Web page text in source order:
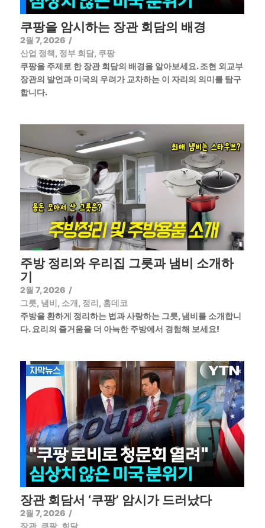
쿠팡을 암시하는 장관 회담의 배경
2월 7, 2026 /
산업 정책, 정부 회담, 쿠팡
쿠팡을 주제로 한 장관 회담의 배경을 알아보세요. 조현 외교부
장관의 발언과 미국의 우려가 교차하는 이 자리의 의미를 탐구
합니다.
주방 정리와 우리집 그릇과 냄비 소개하
기
2월 7, 2026 /
그릇, 냄비, 소개, 정리, 홈데코
주방을 환하게 정리하는 법과 사랑하는 그릇, 냄비를 소개합니
다. 요리의 즐거움을 더 아늑한 주방에서 경험해 보세요!
장관 회담서 ‘쿠팡’ 암시가 드러났다
2월 7, 2026 /